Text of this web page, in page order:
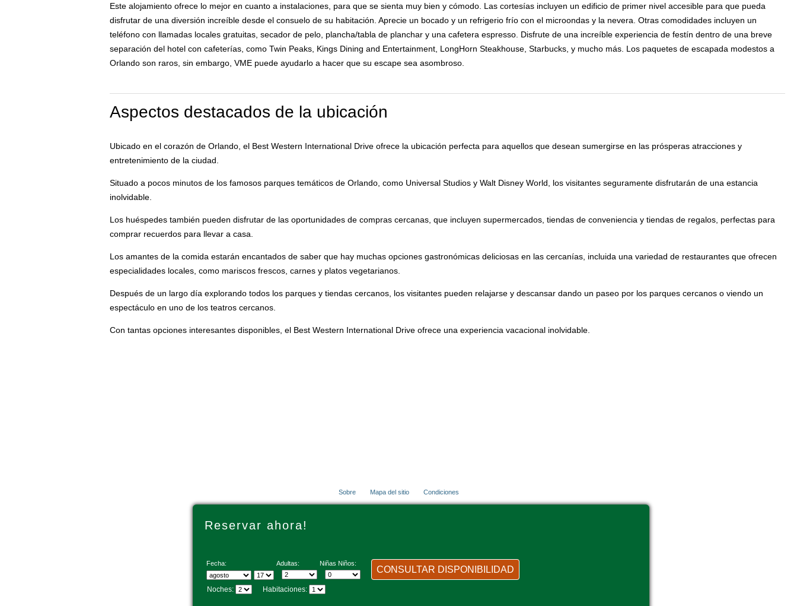
Este alojamiento ofrece lo mejor en cuanto a instalaciones, para que se sienta muy bien y cómodo. Las cortesías incluyen un edificio de primer nivel accesible para que pueda
disfrutar de una diversión increíble desde el consuelo de su habitación. Aprecie un bocado y un refrigerio frío con el microondas y la nevera. Otras comodidades incluyen un
teléfono con llamadas locales gratuitas, secador de pelo, plancha/tabla de planchar y una cafetera espresso. Disfrute de una increíble experiencia de festín dentro de una breve
separación del hotel con cafeterías, como Twin Peaks, Kings Dining and Entertainment, LongHorn Steakhouse, Starbucks, y mucho más. Los paquetes de escapada modestos a
Orlando son raros, sin embargo, VME puede ayudarlo a hacer que su escape sea asombroso.
Aspectos destacados de la ubicación
Ubicado en el corazón de Orlando, el Best Western International Drive ofrece la ubicación perfecta para aquellos que desean sumergirse en las prósperas atracciones y
entretenimiento de la ciudad.
Situado a pocos minutos de los famosos parques temáticos de Orlando, como Universal Studios y Walt Disney World, los visitantes seguramente disfrutarán de una estancia
inolvidable.
Los huéspedes también pueden disfrutar de las oportunidades de compras cercanas, que incluyen supermercados, tiendas de conveniencia y tiendas de regalos, perfectas para
comprar recuerdos para llevar a casa.
Los amantes de la comida estarán encantados de saber que hay muchas opciones gastronómicas deliciosas en las cercanías, incluida una variedad de restaurantes que ofrecen
especialidades locales, como mariscos frescos, carnes y platos vegetarianos.
Después de un largo día explorando todos los parques y tiendas cercanos, los visitantes pueden relajarse y descansar dando un paseo por los parques cercanos o viendo un
espectáculo en uno de los teatros cercanos.
Con tantas opciones interesantes disponibles, el Best Western International Drive ofrece una experiencia vacacional inolvidable.
Reservar ahora!
Fecha: Adultas: Niñas Niños:
CONSULTAR DISPONIBILIDAD
Noches: Habitaciones:
Sobre Mapa del sitio Condiciones